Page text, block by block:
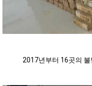
2017년부터 16곳의